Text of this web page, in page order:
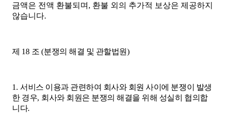
금액은 전액 환불되며, 환불 외의 추가적 보상은 제공하지
않습니다.
제 18 조(분쟁의 해결 및 관할법원)
1. 서비스 이용과 관련하여 회사와 회원 사이에 분쟁이 발생
한 경우, 회사와 회원은 분쟁의 해결을 위해 성실히 협의합
니다.